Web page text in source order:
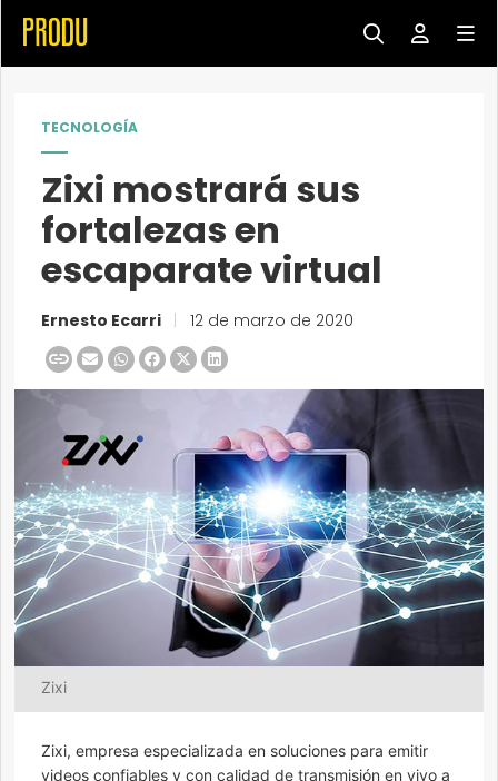
TECNOLOGÍA
Zixi mostrará sus
fortalezas en
escaparate virtual
Ernesto Ecarri 12 de marzo de 2020
Zixi
Zixi, empresa especializada en soluciones para emitir
videos confiables y con calidad de transmisión en vivo a